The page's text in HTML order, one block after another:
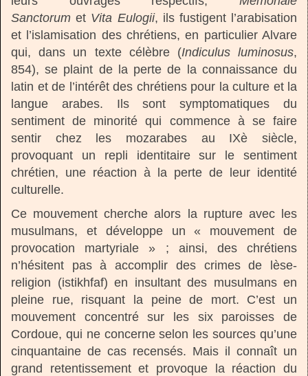
Sanctorum et Vita Eulogii, ils fustigent l’arabisation
et l’islamisation des chrétiens, en particulier Alvare
qui, dans un texte célèbre (Indiculus luminosus,
854), se plaint de la perte de la connaissance du
latin et de l’intérêt des chrétiens pour la culture et la
langue arabes. Ils sont symptomatiques du
sentiment de minorité qui commence à se faire
sentir chez les mozarabes au IXè siècle,
provoquant un repli identitaire sur le sentiment
chrétien, une réaction à la perte de leur identité
culturelle.
Ce mouvement cherche alors la rupture avec les
musulmans, et développe un « mouvement de
provocation martyriale » ; ainsi, des chrétiens
n’hésitent pas à accomplir des crimes de lèse-
religion (istikhfaf) en insultant des musulmans en
pleine rue, risquant la peine de mort. C’est un
mouvement concentré sur les six paroisses de
Cordoue, qui ne concerne selon les sources qu’une
cinquantaine de cas recensés. Mais il connaît un
grand retentissement et provoque la réaction du